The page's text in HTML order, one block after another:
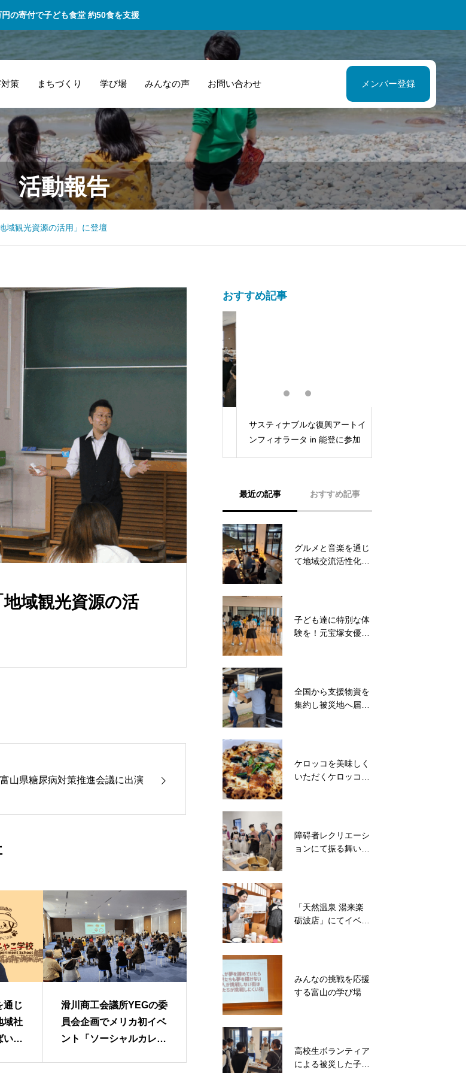
円の寄付で子ども食堂 約50食を支援
策 まちづくり 学び場 みんなの声 お問い合わせ メンバー登録
トとしてチ
ジする私を
て頂きまし
的確なアドバイス
とあたたかいサポ
ートのおかげで楽
ばいにゃこ村は
しい自分に出会
る場所です。
活動報告
域観光資源の活用」に登壇
域観光資源の活
富山県糖尿病対策推進会議に出演
通じ
域社
いに
滑川商工会議所YEGの委
員会企画でメリカ初イベ
ント「ソーシャルカレッ
おすすめ記事
紙クラフト好きが集結！紙に特
化したイベント「紙モノとや
ま」の立ち上げに協力
サスティナブルな復興アートイ
ンフィオラータ in 能登に参加
最近の記事 おすすめ記事
グルメと音楽を通じ
て地域交流活性化！
子ども達に特別な体
験を！元宝塚女優に
全国から支援物資を
集約し被災地へ届け
ケロッコを美味しく
いただくケロッコ収
障碍者レクリエーシ
ョンにて振る舞いご
「天然温泉 湯来楽
砺波店」にてイベン
みんなの挑戦を応援
する富山の学び場
高校生ボランティア
による被災した子ど
子ども達に特別な体
験を！西部小学校に
被災地と支援者をマ
ッチング！滑川市長
能登半島災害で分断
された地域コミュニ
東日本大震災で親を
亡くした子ども達の
能登半島地震発災後
8分で避難施設メリ
被災地支援のご縁と
経験を活かして地域